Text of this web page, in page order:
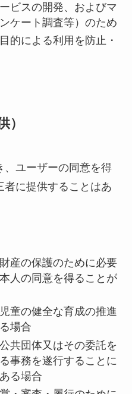
ビスの開発、およびマ
ケート調査等）のため
的による利用を防止・
）
、ユーザーの同意を得
者に提供することはあ
産の保護のために必要
人の同意を得ることが
童の健全な育成の推進
場合
共団体又はその委託を
事務を遂行することに
る場合